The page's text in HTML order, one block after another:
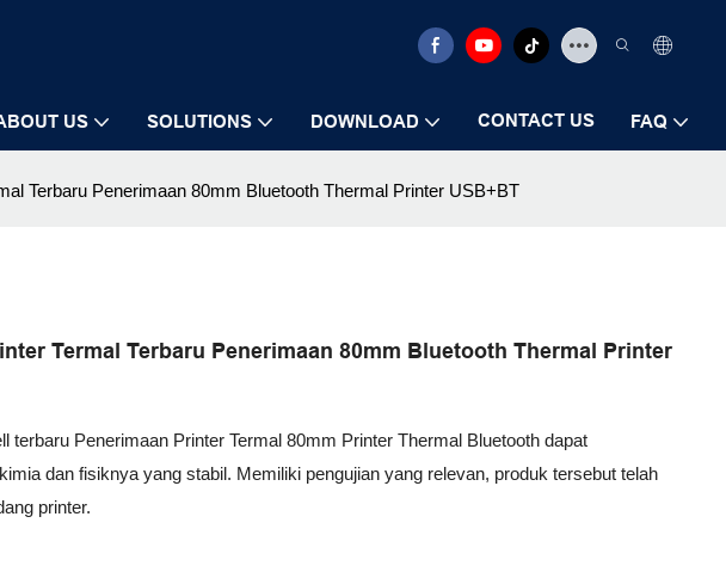
US SOLUTIONS DOWNLOAD CONTACT US FAQ
Terbaru Penerimaan 80mm Bluetooth Thermal Printer USB+BT
Termal Terbaru Penerimaan 80mm Bluetooth Thermal Printer
terbaru Penerimaan Printer Termal 80mm Printer Thermal Bluetooth dapat
dan fisiknya yang stabil. Memiliki pengujian yang relevan, produk tersebut telah
printer.